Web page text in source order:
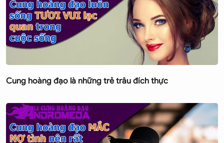
Cung hoàng đạo là những trẻ trâu đích thực